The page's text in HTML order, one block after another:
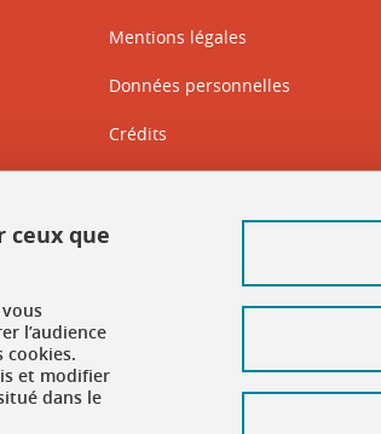
Mentions légales
Données personnelles
Crédits
Intranet DGD BAPSO - réseau doc
ceux que
l’audience
cookies.
et modifier
dans le